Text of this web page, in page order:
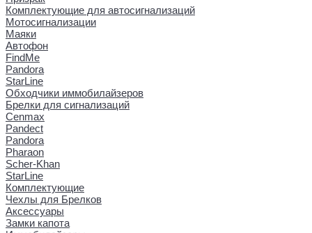
Комплектующие для автосигнализаций
Мотосигнализации
Маяки
Автофон
FindMe
Pandora
StarLine
Обходчики иммобилайзеров
Брелки для сигнализаций
Cenmax
Pandect
Pandora
Pharaon
Scher-Khan
StarLine
Комплектующие
Чехлы для Брелков
Аксессуары
Замки капота